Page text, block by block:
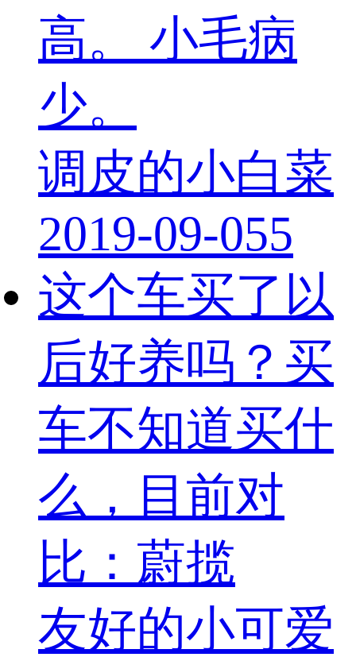
高。 小毛病
少。
调皮的小白菜
2019-09-055
这个车买了以
后好养吗？买
车不知道买什
么，目前对
比：蔚揽
友好的小可爱